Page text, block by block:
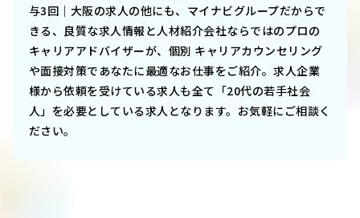
与3回｜大阪の求人の他にも、マイナビグループだからで
きる、良質な求人情報と人材紹介会社ならではのプロの
キャリアアドバイザーが、個別 キャリアカウンセリング
や面接対策であなたに最適なお仕事をご紹介。求人企業
様から依頼を受けている求人も全て「20代の若手社会
人」を必要としている求人となります。お気軽にご相談く
ださい。